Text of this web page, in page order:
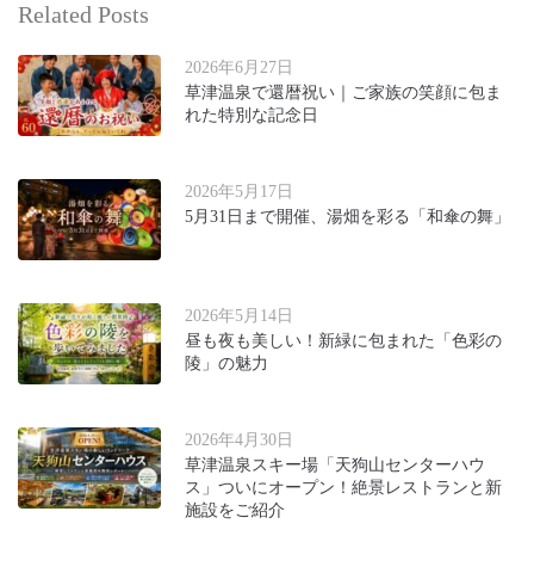
Related Posts
2026年6月27日
草津温泉で還暦祝い｜ご家族の笑顔に包ま
れた特別な記念日
2026年5月17日
5月31日まで開催、湯畑を彩る「和傘の舞」
2026年5月14日
昼も夜も美しい！新緑に包まれた「色彩の
陵」の魅力
2026年4月30日
草津温泉スキー場「天狗山センターハウ
ス」ついにオープン！絶景レストランと新
施設をご紹介